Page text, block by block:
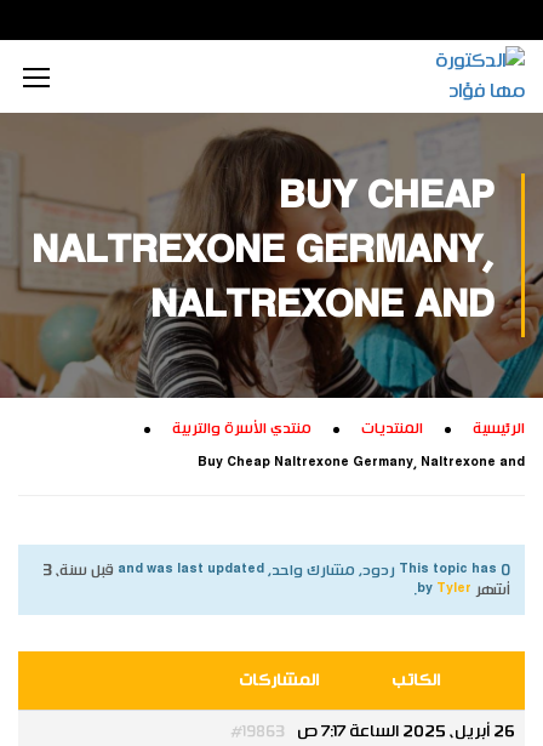
الذكاء الاصطناعي
ابتكار زراعي
ابتكار صناعي
تكنولوجيا
محتوى إعلامي رقمي
تفكير إبداعي
تدريب إبداعي
اجتماعي
تجاري
ثقافي
تكريم داخلي
زيارات داخلية
BUY CHEAP
NALTREXONE GERMANY,
NALTREXONE AND
الرئيسية المنتديات منتدي الأسرة والتربية
Buy Cheap Naltrexone Germany, Naltrexone and
This topic has 0 ردود, مشارك واحد, and was last updated
قبل سنة، 3
أشهر Tyler
الكاتب المشاركات
26 أبريل، 2025 الساعة 7:17 ص #19863